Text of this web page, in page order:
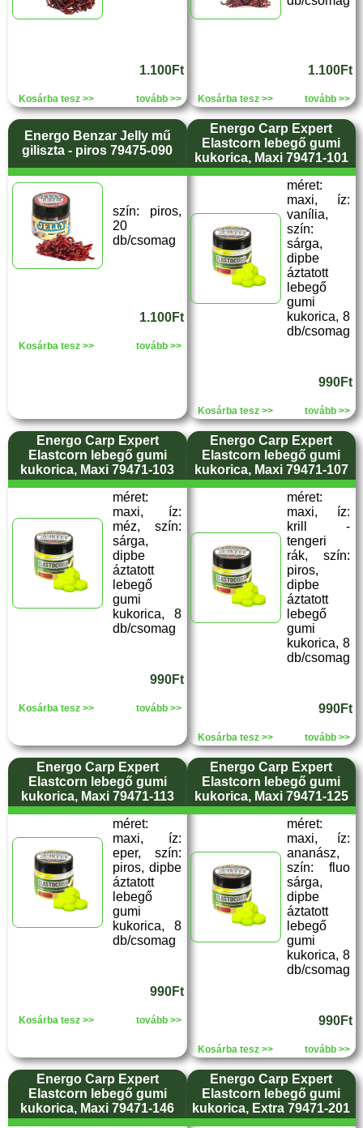
1.100Ft
Kosárba tesz >> tovább >>
1.100Ft
Kosárba tesz >> tovább >>
Energo Benzar Jelly mű
giliszta - piros 79475-090
szín: piros,
20
db/csomag
1.100Ft
Kosárba tesz >> tovább >>
Energo Carp Expert
Elastcorn lebegő gumi
kukorica, Maxi 79471-101
méret:
maxi, íz:
vanília,
szín:
sárga,
dipbe
áztatott
lebegő
gumi
kukorica, 8
db/csomag
990Ft
Kosárba tesz >> tovább >>
Energo Carp Expert
Elastcorn lebegő gumi
kukorica, Maxi 79471-103
méret:
maxi, íz:
méz, szín:
sárga,
dipbe
áztatott
lebegő
gumi
kukorica, 8
db/csomag
990Ft
Kosárba tesz >> tovább >>
Energo Carp Expert
Elastcorn lebegő gumi
kukorica, Maxi 79471-107
méret:
maxi, íz:
krill -
tengeri
rák, szín:
piros,
dipbe
áztatott
lebegő
gumi
kukorica, 8
db/csomag
990Ft
Kosárba tesz >> tovább >>
Energo Carp Expert
Elastcorn lebegő gumi
kukorica, Maxi 79471-113
méret:
maxi, íz:
eper, szín:
piros, dipbe
áztatott
lebegő
gumi
kukorica, 8
db/csomag
990Ft
Kosárba tesz >> tovább >>
Energo Carp Expert
Elastcorn lebegő gumi
kukorica, Maxi 79471-125
méret:
maxi, íz:
ananász,
szín: fluo
sárga,
dipbe
áztatott
lebegő
gumi
kukorica, 8
db/csomag
990Ft
Kosárba tesz >> tovább >>
Energo Carp Expert
Elastcorn lebegő gumi
kukorica, Maxi 79471-146
Energo Carp Expert
Elastcorn lebegő gumi
kukorica, Extra 79471-201